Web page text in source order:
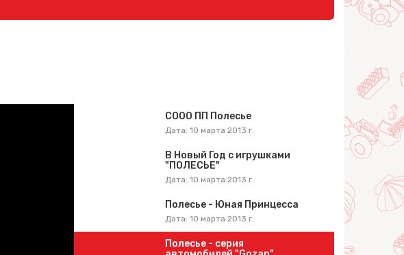
СООО ПП Полесье
Дата: 10 марта 2013 г.
В Новый Год с игрушками
"ПОЛЕСЬЕ"
Дата: 10 марта 2013 г.
Полесье - Юная Принцесса
Дата: 10 марта 2013 г.
Полесье - серия